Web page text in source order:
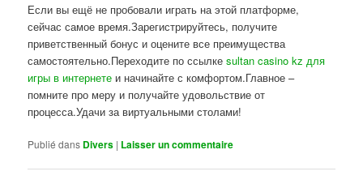
Если вы ещё не пробовали играть на этой платформе,
сейчас самое время.Зарегистрируйтесь, получите
приветственный бонус и оцените все преимущества
самостоятельно.Переходите по ссылкеsultan casino kz для
игры в интернете и начинайте с комфортом.Главное –
помните про меру и получайте удовольствие от
процесса.Удачи за виртуальными столами!
Publié dans Divers | Laisser un commentaire